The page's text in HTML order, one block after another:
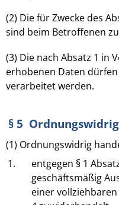
(2) Die für Zwecke des
sind beim Betroffenen
(3) Die nach Absatz 1 in
erhobenen Daten dürfen
verarbeitet werden.
§ 5
(1) Ordnungswidrig
1.
entgegen § 1
geschäftsmäßig
einer vollziehbaren